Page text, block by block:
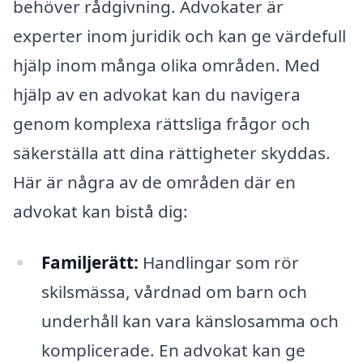
behöver rådgivning. Advokater är
experter inom juridik och kan ge värdefull
hjälp inom många olika områden. Med
hjälp av en advokat kan du navigera
genom komplexa rättsliga frågor och
säkerställa att dina rättigheter skyddas.
Här är några av de områden där en
advokat kan bistå dig:
Familjerätt: Handlingar som rör
skilsmässa, vårdnad om barn och
underhåll kan vara känslosamma och
komplicerade. En advokat kan ge